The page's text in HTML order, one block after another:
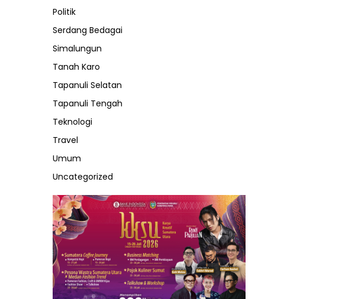
Politik
Serdang Bedagai
Simalungun
Tanah Karo
Tapanuli Selatan
Tapanuli Tengah
Teknologi
Travel
Umum
Uncategorized